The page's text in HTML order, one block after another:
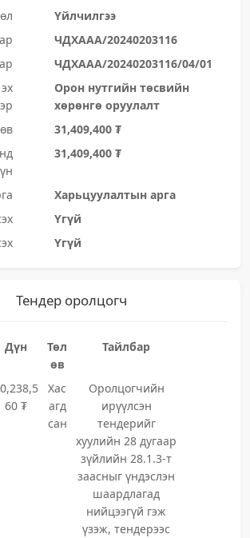
Үйлчилгээ
ЧДХААА/20240203116
ЧДХААА/20240203116/04/01
Орон нутгийн төсвийн
хөрөнгө оруулалт
31,409,400 ₮
31,409,400 ₮
Харьцуулалтын арга
Үгүй
Үгүй
Тендер оролцогч
Дүн
Төл
өв
Тайлбар
60 ₮
Хас
агд
сан
Оролцогчийн
ирүүлсэн
тендерийг
хуулийн 28 дугаар
зүйлийн 28.1.3-т
заасныг үндэслэн
шаардлагад
нийцээгүй гэж
үзэж, тендерээс